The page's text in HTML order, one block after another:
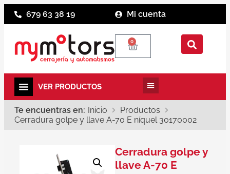
679 63 38 19 Mi cuenta
0
Te encuentras en: Inicio
Productos
Cerradura golpe y llave A-70 E níquel 30170002
Cerradura golpe y
llave A-70 E